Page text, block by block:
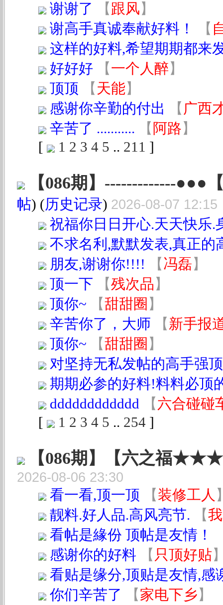
谢谢了
【 跟风】
谢高手真诚奉献好料！
【
这样的好料,希望期期都来
好好好
【一个人醉】
顶顶
【 天能】
感谢你辛勤的付出
【 广西
辛苦了 ...........
【 阿路】
[
1 2 3 4 5 .. 211 ]
【086期】-------------●●●
帖) (历史记录) 2026-08-07 12:15
祝福你日日开心.天天快乐.
不求名利,默默发表,真正的
朋友,谢谢你!!!!
【 冯磊】
顶一下
【残次品 】
顶你~
【甜甜圈 】
辛苦你了，大师
【 新手报
顶你~
【甜甜圈 】
对坚持无私发帖的高手强
期期必参的好料!料料必顶
dddddddddddd
【六合碰碰
[
1 2 3 4 5 .. 254 ]
【086期】【六之福
2026-08-06 23:30
看一看,顶一顶 【装修工人
靓料.好人品.高风亮节.
【
看帖是緣份 顶帖是友情！
感谢你的好料
【 只顶好贴
看贴是缘分,顶贴是友情,感
你们辛苦了
【家电下乡】